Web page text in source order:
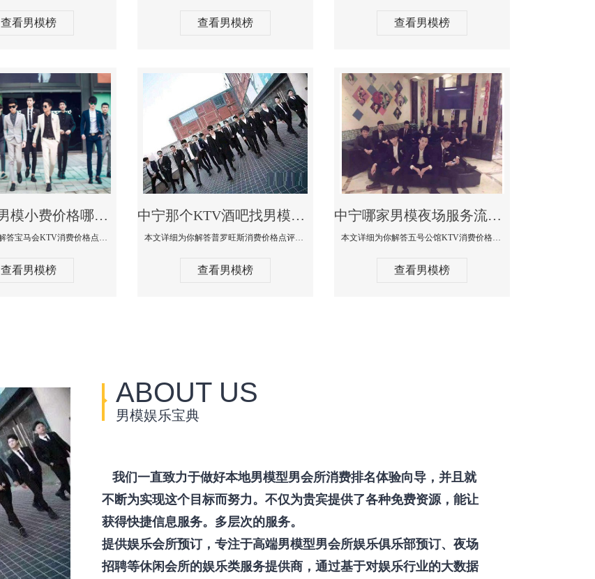
查看男模榜 查看男模榜 查看男模榜
中宁KTV男模小费价格哪家便宜-宝马会KTV消费口碑点评
本文详细为你解答宝马会KTV消费价格点评，更多关于KTV男模小费价格哪家便宜免费咨询1333 867 6881微信同步！
查看男模榜
中宁那个KTV酒吧找男模帅哥男妓多-普罗旺斯KTV真实口碑点评
本文详细为你解答普罗旺斯消费价格点评，更多关于那个KTV酒吧找男模帅哥最多免费咨询1333 867 6881微信同步！
查看男模榜
中宁哪家男模夜场服务流程全面-五号公馆KTV消费价格点评
本文详细为你解答五号公馆KTV消费价格，更多关于哪家男模夜场服务流程全面免费咨询1333 867 6881微信同步！
查看男模榜
ABOUT US
男模娱乐宝典
我们一直致力于做好本地男模型男会所消费排名体验向导，并且就
不断为实现这个目标而努力。不仅为贵宾提供了各种免费资源，能让
获得快捷信息服务。多层次的服务。
提供娱乐会所预订，专注于高端男模型男会所娱乐俱乐部预订、夜场
招聘等休闲会所的娱乐类服务提供商，通过基于对娱乐行业的大数据